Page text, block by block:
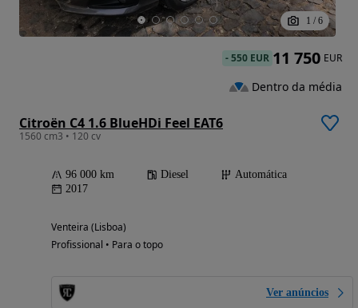
1 / 6
Citroën C4 1.6 BlueHDi Feel EAT6
1560 cm3 • 120 cv
96 000 km Diesel
Automática
2017
Venteira (Lisboa)
Profissional • Para o topo
Ver anúncios
-550 EUR 11 750 EUR
Dentro da média